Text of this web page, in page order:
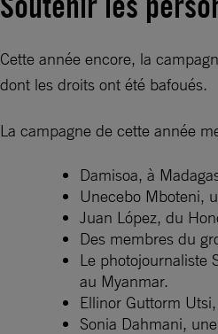
Cette année encore, la
dont les droits ont été bafoués.
La campagne de cette année
Damisoa, à
Unecebo Mboteni,
Juan López, du
Des membres du
Le photojournaliste
au Myanmar.
Ellinor Guttorm
Sonia Dahmani,